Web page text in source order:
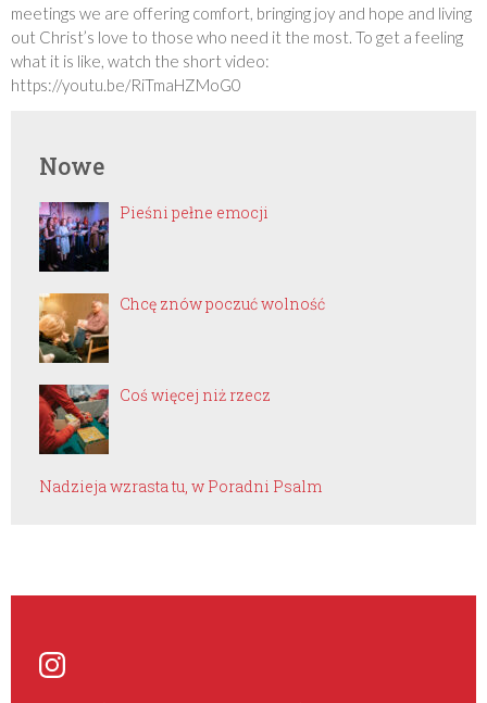
meetings we are offering comfort, bringing joy and hope and living
out Christ’s love to those who need it the most. To get a feeling
what it is like, watch the short video:
https://youtu.be/RiTmaHZMoG0
Nowe
Pieśni pełne emocji
Chcę znów poczuć wolność
Coś więcej niż rzecz
Nadzieja wzrasta tu, w Poradni Psalm